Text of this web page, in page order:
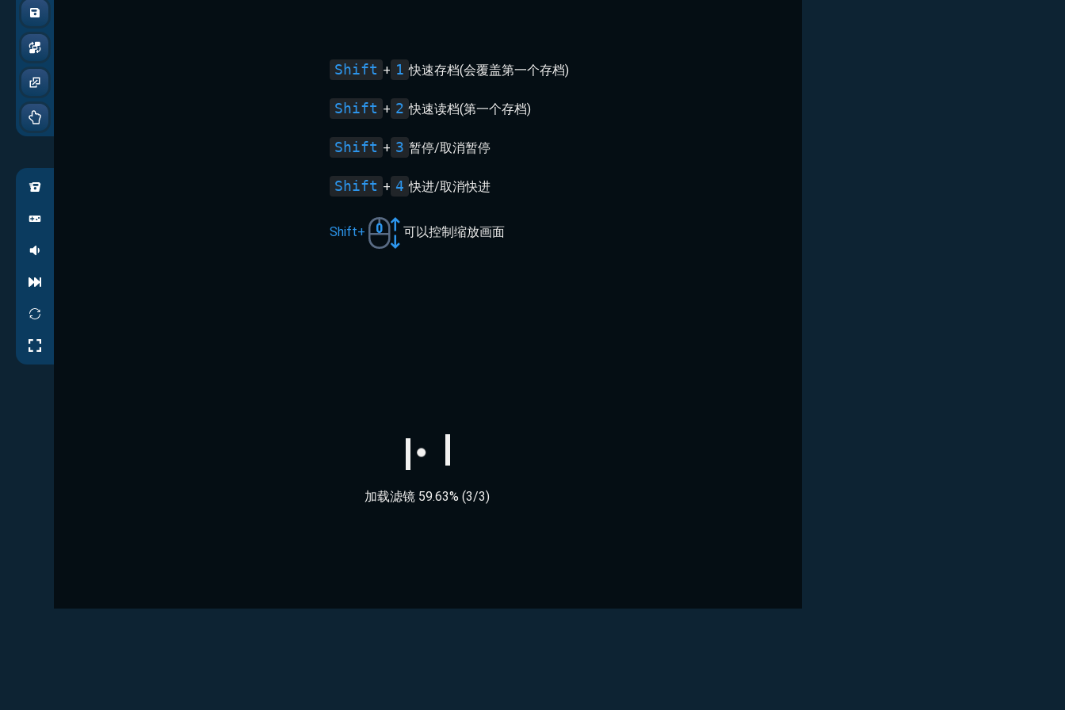
Shift + 1 快速存档(会覆盖第一个存档)
Shift + 2 快速读档(第一个存档)
Shift + 3 暂停/取消暂停
Shift + 4 快进/取消快进
Shift+ 可以控制缩放画面